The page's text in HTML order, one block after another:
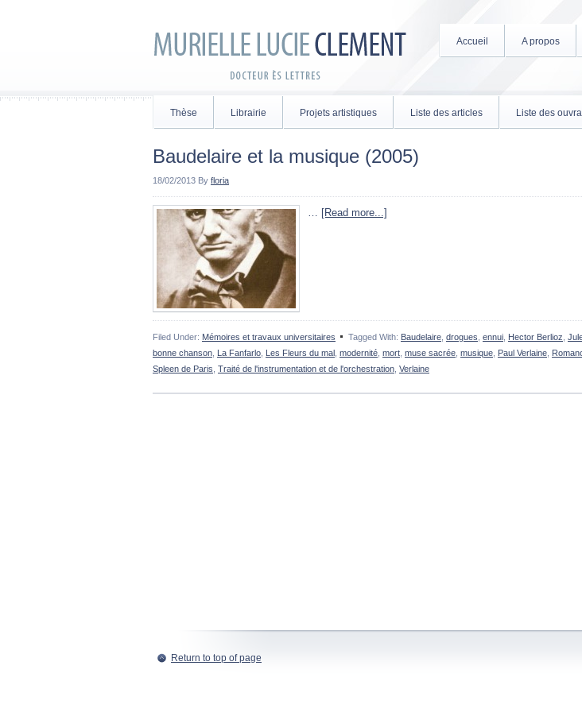
Accueil A propos
Thèse Librairie Projets artistiques Liste des articles Liste des
Baudelaire et la musique (2005)
18/02/2013 By floria
… [Read more...]
Filed Under: Mémoires et travaux universitaires Tagged With: Baudelaire drogues ennui Hector Berlioz
bonne chanson La Fanfarlo Les Fleurs du mal modernité mort muse sacrée musique Paul Verlaine
Spleen de Paris Traité de l'instrumentation et de l'orchestration Verlaine
Return to top of page